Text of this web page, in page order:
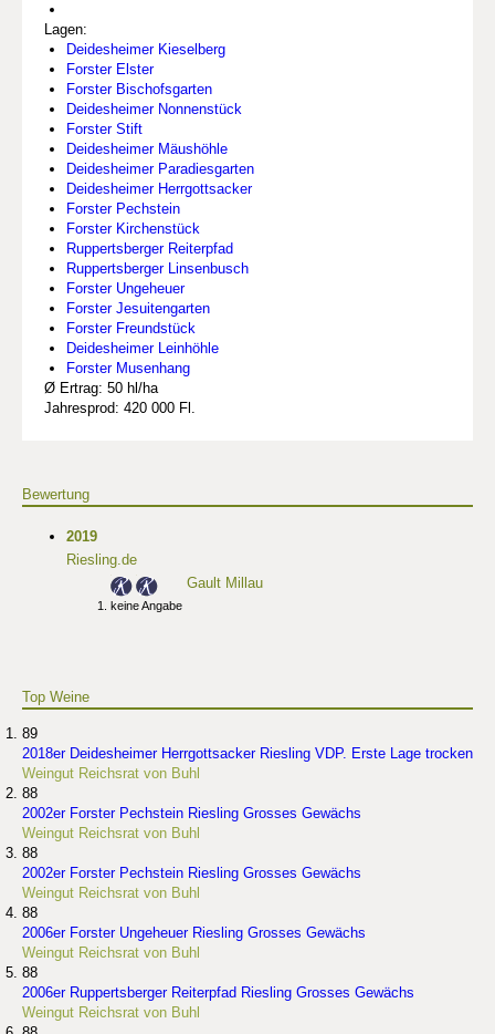
Lagen:
Deidesheimer Kieselberg
Forster Elster
Forster Bischofsgarten
Deidesheimer Nonnenstück
Forster Stift
Deidesheimer Mäushöhle
Deidesheimer Paradiesgarten
Deidesheimer Herrgottsacker
Forster Pechstein
Forster Kirchenstück
Ruppertsberger Reiterpfad
Ruppertsberger Linsenbusch
Forster Ungeheuer
Forster Jesuitengarten
Forster Freundstück
Deidesheimer Leinhöhle
Forster Musenhang
Ø Ertrag: 50 hl/ha
Jahresprod: 420 000 Fl.
Bewertung
2019
Riesling.de
Gault Millau
keine Angabe
Top Weine
89
2018er Deidesheimer Herrgottsacker Riesling VDP. Erste Lage trocken
Weingut Reichsrat von Buhl
88
2002er Forster Pechstein Riesling Grosses Gewächs
Weingut Reichsrat von Buhl
88
2002er Forster Pechstein Riesling Grosses Gewächs
Weingut Reichsrat von Buhl
88
2006er Forster Ungeheuer Riesling Grosses Gewächs
Weingut Reichsrat von Buhl
88
2006er Ruppertsberger Reiterpfad Riesling Grosses Gewächs
Weingut Reichsrat von Buhl